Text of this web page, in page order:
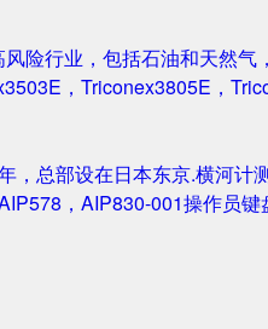
险行业，包括石油和天然
，Triconex3805E，
，总部设在日本东京.横河
，AIP830-001操作员键